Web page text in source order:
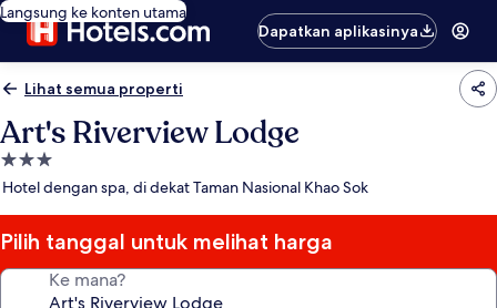
Langsung ke konten utama
Dapatkan aplikasinya
Lihat semua properti
Art's Riverview Lodge
Properti
bintang
Hotel dengan spa, di dekat Taman Nasional Khao Sok
Pilih tanggal untuk melihat harga
Ke mana?